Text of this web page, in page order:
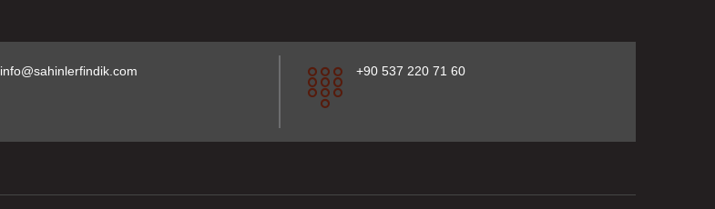
info@sahinlerfindik.com +90 537 220 71 60